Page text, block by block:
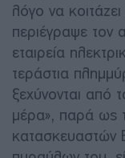
λόγο να
περιέγραψε τον
εταιρεία
τεράστια
ξεχύνονται από
μέρα», παρά ως
κατασκευαστών